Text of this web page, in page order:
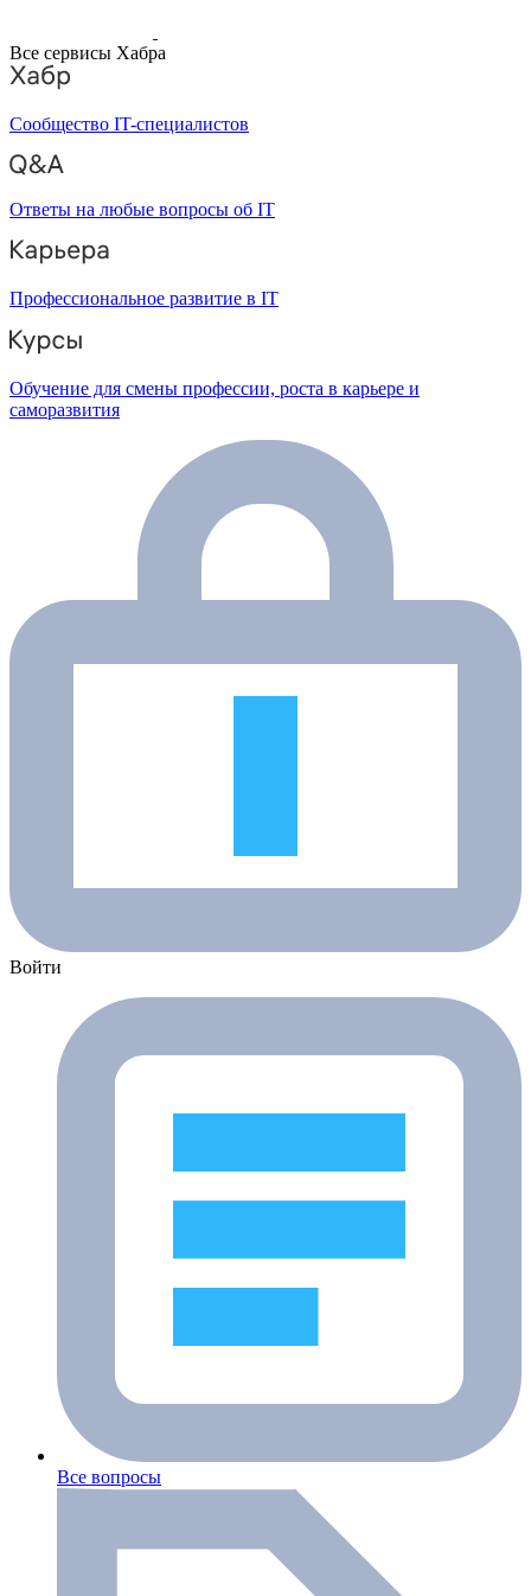
Все сервисы Хабра
Сообщество IT-специалистов
Ответы на любые вопросы об IT
Профессиональное развитие в IT
Обучение для смены профессии, роста в карьере и
саморазвития
Войти
Все вопросы